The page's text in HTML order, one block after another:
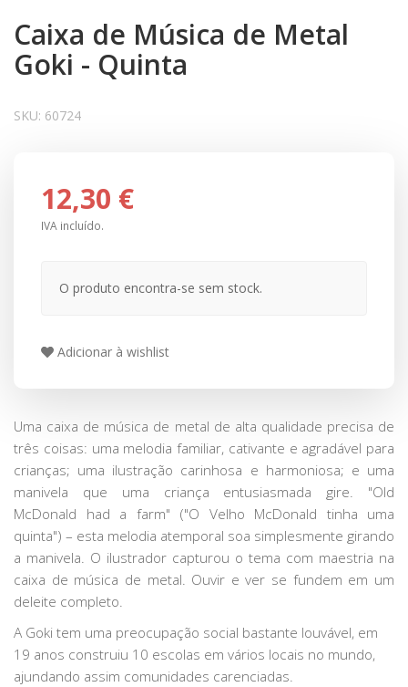
Caixa de Música de Metal
Goki - Quinta
SKU: 60724
12,30 €
IVA incluído.
O produto encontra-se sem stock.
Adicionar à wishlist
Uma caixa de música de metal de alta qualidade precisa de
três coisas: uma melodia familiar, cativante e agradável para
crianças; uma ilustração carinhosa e harmoniosa; e uma
manivela que uma criança entusiasmada gire. "Old
McDonald had a farm" ("O Velho McDonald tinha uma
quinta") – esta melodia atemporal soa simplesmente girando
a manivela. O ilustrador capturou o tema com maestria na
caixa de música de metal. Ouvir e ver se fundem em um
deleite completo.
A Goki tem uma preocupação social bastante louvável, em
19 anos construiu 10 escolas em vários locais no mundo,
ajundando assim comunidades carenciadas.